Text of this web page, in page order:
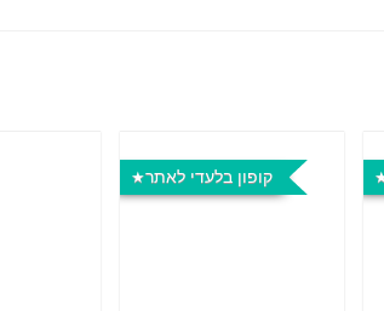
קופון בלעדי לאתר